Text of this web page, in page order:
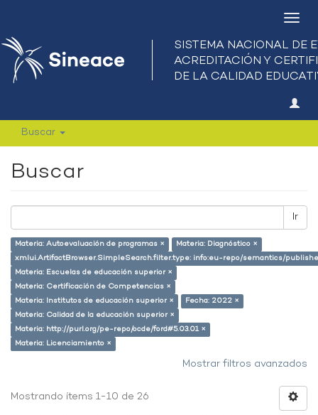
Buscar
Buscar
Ir
Materia: Autoevaluación de programas ×
Materia: Diagnóstico ×
xmlui.ArtifactBrowser.SimpleSearch.filter.type: info:eu-repo/semantics/
Materia: Escuelas de educación superior ×
Materia: Certificación de Competencias ×
Materia: Institutos de educación superior ×
Fecha: 2022 ×
Materia: Calidad de la educación superior ×
Materia: http://purl.org/pe-repo/ocde/ford#5.03.01 ×
Materia: Licenciamiento ×
Mostrar filtros avanzados
Mostrando ítems 1-10 de 26